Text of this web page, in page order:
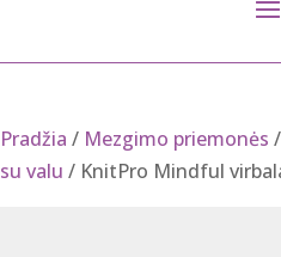
Pradžia / Mezgimo priemonės /
su valu / KnitPro Mindful